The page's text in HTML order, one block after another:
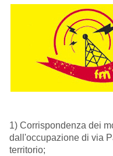
1) Corrispondenza dei
dall'occupazione di via
territorio;